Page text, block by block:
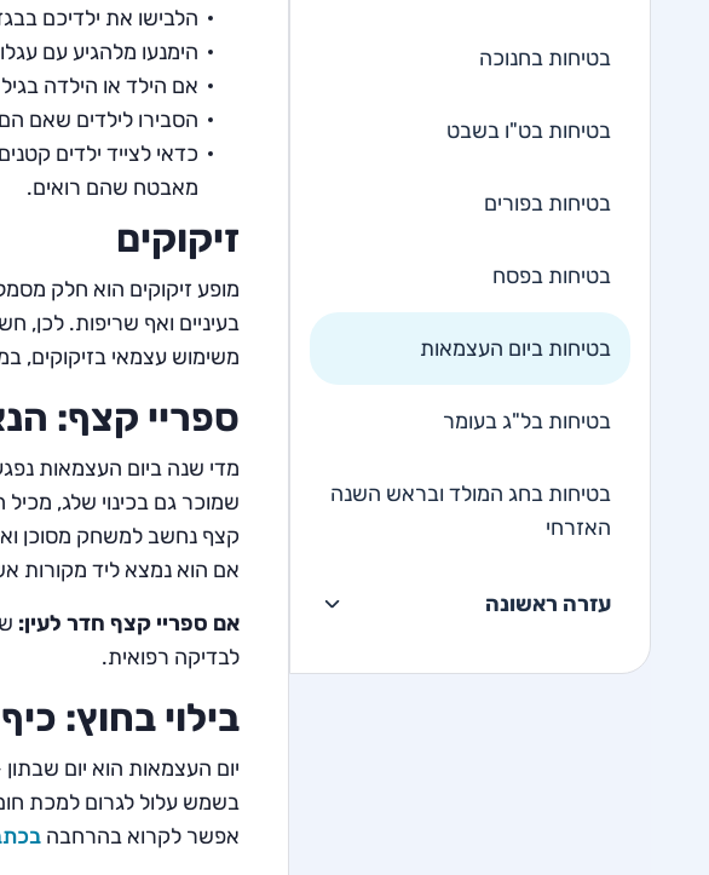
בטיחות בחנוכה
בטיחות בט"ו בשבט
בטיחות בפורים
בטיחות בפסח
בטיחות ביום העצמאות
בטיחות בל"ג בעומר
בטיחות בחג המולד ובראש השנה
האזרחי
עזרה ראשונה
הלבישו את ילדיכם
הימנעו מלהגיע עם
אם הילד או הילדה
הסבירו לילדים שאם
כדאי לצייד ילדים
מאבטח שהם רואים.
זיקוקים
מופע זיקוקים הוא חלק
בעיניים ואף שריפות. לכן,
משימוש עצמאי בזיקוקים,
ספריי קצף:
מדי שנה ביום העצמאות
שמוכר גם בכינוי שלג,
קצף נחשב למשחק מסוכן
אם הוא נמצא ליד מקורות
אם ספריי קצף חדר לעין:
לבדיקה רפואית.
בילוי בחוץ:
יום העצמאות הוא יום
בשמש עלול לגרום למכת
אפשר לקרוא בהרחבה